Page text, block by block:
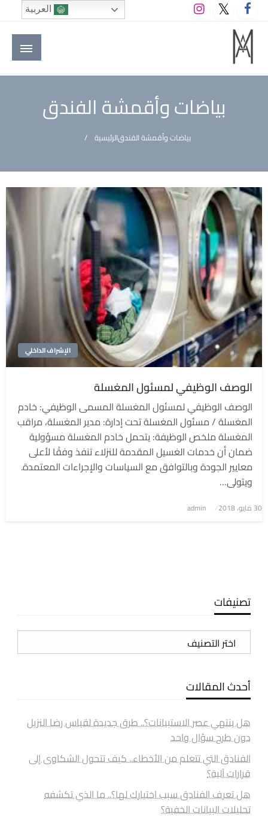
التخطي
إلى
المحتوى
M A hotels | إم ايه هوتيلز
الموقع الأول للعاملين في الفنادق في العالم العربي
بياضات وأقمشة الفندق
الرئيسيةبياضات وأقمشة الفندق
الإشراف الداخلي
الوصف الوظيفي لمسئول المغسلة
الوصف الوظيفي لمسئول المغسلة المسمى الوظيفي: خادم
المغسلة / مسئول المغسلة تحت إدارة: مدير المغسلة، مراقب
المغسلة ملخص الوظيفة: يتحمل خادم المغسلة مسؤولية
ضمان أن خدمات الغسيل المقدمة للنزلاء تنفذ وفقًا لأعلى
معايير الجودة وبالتوافق مع السياسات والإجراءات المعتمدة.
ويتولى…
نُشر
30 مايو، 2018 admin
تصنيفات
تصنيفات
أحدث المقالات
هل ينتهي عصر الاستبيانات؟.. طرق جديدة لقياس رضا النزيل
دون طرح سؤال واحد
الفنادق التي تتعلم من الأخطاء.. كيف تتحول الشكاوى إلى
قرارات آلية؟
هل تعرف الفنادق سبب اختيارك لها؟.. ما الذي تكشفه
تحليلات البيانات الخفية؟
العربية